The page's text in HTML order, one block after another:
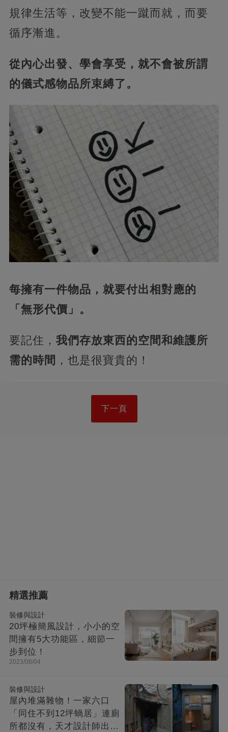
規律生活等，改變不能一蹴而就，而要
循序漸進。
從內心出發、學會享受，就不會被所謂
的儀式感物品所束縛了。
每擁有一件物品，就要付出相對應的
「無形代價」。
要記住， 我們存放東西的空間和維護所
需的時間 ，也是很寶貴的！
下一頁
精選推薦
裝修與設計
20坪極簡風設計，小小的空
間擁有5大功能區，細節一
步到位！
2023/08/04
裝修與設計
屋內堆滿雜物！一家六口
「同住不到12坪蝸居」連廁
所都沒有，天才設計師出馬